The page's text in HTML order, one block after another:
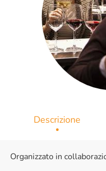
Descrizione
Organizzato in